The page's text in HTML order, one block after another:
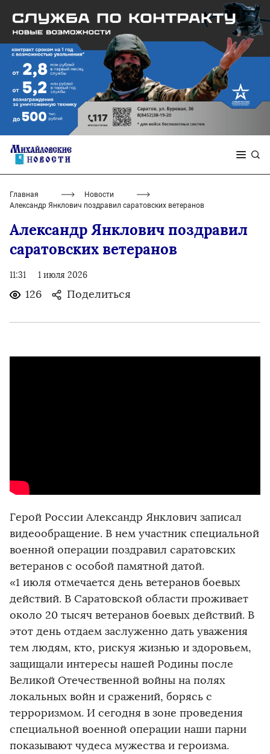
Главная
Новости
Александр Янклович поздравил саратовских ветеранов
Александр Янклович поздравил
саратовских ветеранов
11:31 1 июля 2026
126 Поделиться
Герой России Александр Янклович записал
видеообращение. В нем участник специальной
военной операции поздравил саратовских
ветеранов с особой памятной датой.
«1 июля отмечается день ветеранов боевых
действий. В Саратовской области проживает
около 20 тысяч ветеранов боевых действий. В
этот день отдаем заслуженно дать уважения
тем людям, кто, рискуя жизнью и здоровьем,
защищали интересы нашей Родины после
Великой Отечественной войны на полях
локальных войн и сражений, борясь с
терроризмом. И сегодня в зоне проведения
специальной военной операции наши парни
показывают чудеса мужества и героизма.